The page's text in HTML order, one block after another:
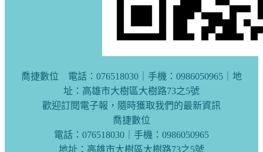
喬捷數位 電話：076518030｜手機：0986050965｜地
址：高雄市大樹區大樹路73之5號
歡迎訂閱電子報，隨時獲取我們的最新資訊
喬捷數位
電話：076518030｜手機：0986050965
地址：高雄市大樹區大樹路73之5號